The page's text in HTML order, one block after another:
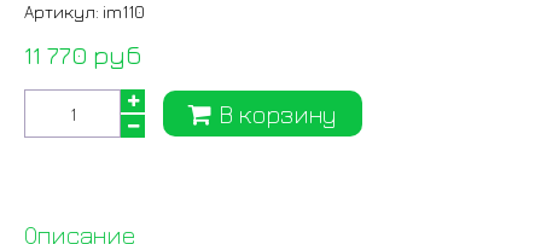
Артикул: im110
11 770 руб
В корзину
Описание